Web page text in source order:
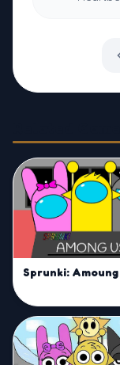
Sprunki: Amoung